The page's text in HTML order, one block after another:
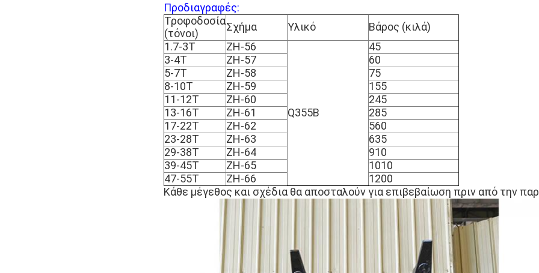
Προδιαγραφές:
Τροφοδοσία
(τόνοι)
Σχήμα Υλικό
Βάρος (κιλά)
1.7-3Τ
ZH-56
Q355B
45
3-4Τ
ZH-57
60
5-7Τ
ZH-58
75
8-10T
ZH-59
155
11-12Τ
ZH-60
245
13-16Τ
ZH-61
285
17-22Τ
ZH-62
560
23-28Τ
ZH-63
635
29-38Τ
ZH-64
910
39-45Τ
ZH-65
1010
47-55Τ
ZH-66
1200
Κάθε μέγεθος και σχέδια θα αποσταλούν για επιβεβαίωση πριν από την